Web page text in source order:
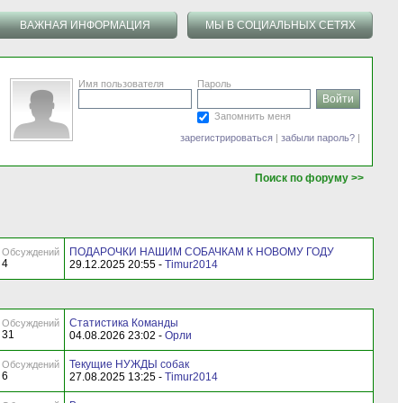
ВАЖНАЯ ИНФОРМАЦИЯ МЫ В СОЦИАЛЬНЫХ СЕТЯХ
Имя пользователя Пароль
Запомнить меня
зарегистрироваться | забыли пароль? |
Поиск по форуму >>
Обсуждений
4
ПОДАРОЧКИ НАШИМ СОБАЧКАМ К НОВОМУ ГОДУ
29.12.2025 20:55 - Timur2014
Обсуждений
31
Статистика Команды
04.08.2026 23:02 - Орли
Обсуждений
6
Текущие НУЖДЫ собак
27.08.2025 13:25 - Timur2014